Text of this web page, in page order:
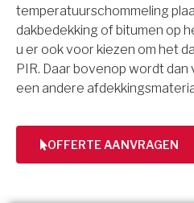
temperatuurschommeling
dakbedekking of bitumen op
u er ook voor kiezen om het
PIR. Daar bovenop wordt
een andere
OFFERTE AANVRAGEN